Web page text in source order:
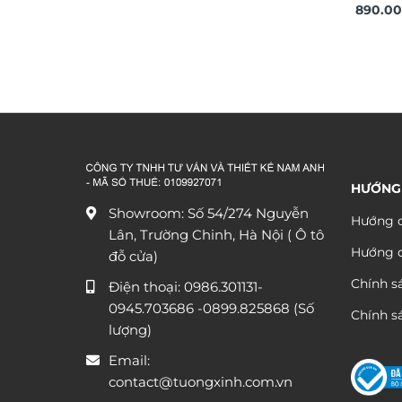
phi
Showroom: Số 54/274 Nguyễn
Lân, Trường Chinh, Hà Nội ( Ô tô
đỗ cửa)
Điện thoại: 0986.301131-
0945.703686 -0899.825868 (Số
lượng)
Email:
contact@tuongxinh.com.vn
Hướng
Hướng
Chính
Chính